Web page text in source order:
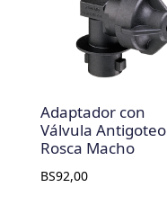
Adaptador con
Válvula Antigoteo
Rosca Macho
BS92,00